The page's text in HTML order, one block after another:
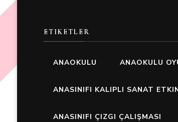
ETIKETLER
ANAOKULU ANAOKULU
ANASINIFI KALIPLI SANAT
ANASINIFI ÇIZGI ÇALIŞMASI